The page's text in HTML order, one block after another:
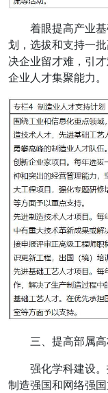
着眼提高产业基
划，选拔和支持一
决企业留才难，引
企业人才集聚能力。
三、提高部属高
强化学科建设。
制造强国和网络强